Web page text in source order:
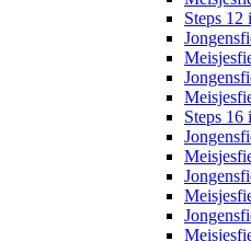
Steps 12
Steps 16